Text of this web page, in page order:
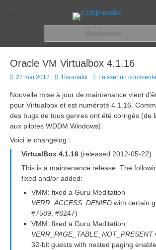
n'1fo[r-
Pour les nymphos d'infos en info…
Oracle VM Virtualbox 4.1.16
Posted
22 mai 2012 Author
1for-matik Laisser un
Nouvelle mise à jour de maintenance vient
pour Virtualbox et est numéroté 4.1.16.
des bugs de tous genres ont été corrigés (de
aux pilotes WDDM Windows)
Voici le changelog :
VirtualBox 4.1.16(released 2012-05-22)
This is a maintenance release. The
fixed and/or added:
VMM: fixed a Guru Meditation
VERR_ACCESS_DENIEDwith certain
#7589, #8247)
VMM: fixed a Guru Meditation
VERR_PAGE_TABLE_NOT_PRESENT
32-bit guests with nested paging